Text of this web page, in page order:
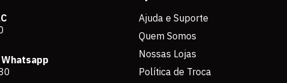
Ajuda e Suporte
Quem Somos
Nossas Lojas
Política de Troca